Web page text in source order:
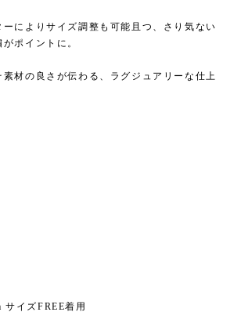
によりサイズ調整も可能且つ、さり気ない
ポイントに。
材の良さが伝わる、ラグジュアリーな仕上
イズFREE着用